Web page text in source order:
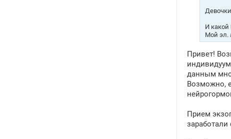
И
Мой эл.
Привет!
данным
Возможно,
Прием